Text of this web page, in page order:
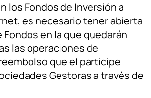
los Fondos de Inversión a
es necesario tener abierta
Fondos en la que quedarán
las operaciones de
que el partícipe
Gestoras a través de